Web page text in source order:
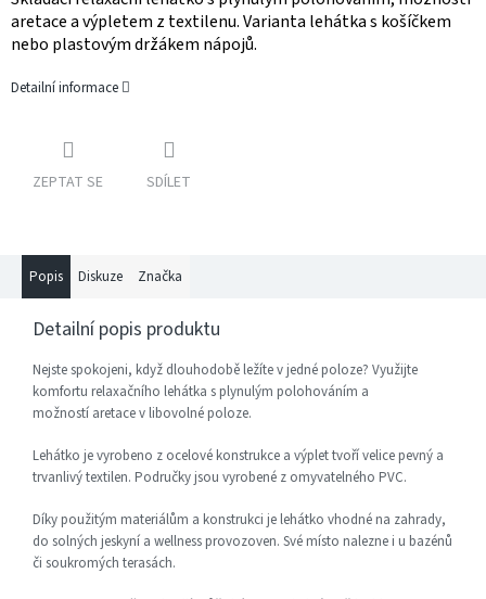
aretace a výpletem z textilenu. Varianta lehátka s košíčkem
nebo plastovým držákem nápojů.
Detailní informace
ZEPTAT SE SDÍLET
Popis Diskuze Značka
Detailní popis produktu
Nejste spokojeni, když dlouhodobě ležíte v jedné poloze? Využijte
komfortu relaxačního lehátka s plynulým polohováním a
možností aretace v libovolné poloze.
Lehátko je vyrobeno z ocelové konstrukce a výplet tvoří velice pevný a
trvanlivý textilen. Područky jsou vyrobené z omyvatelného PVC.
Díky použitým materiálům a konstrukci je lehátko vhodné na zahrady,
do solných jeskyní a wellness provozoven. Své místo nalezne i u bazénů
či soukromých terasách.